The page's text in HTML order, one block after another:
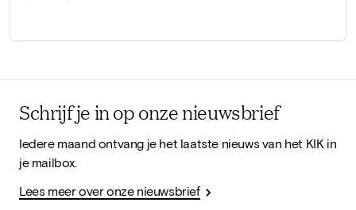
Schrijf je in op onze nieuwsbrief
Iedere maand ontvang je het laatste nieuws van het KIK in
je mailbox.
Lees meer over onze nieuwsbrief